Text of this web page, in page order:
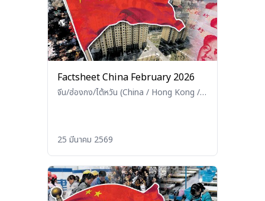
Factsheet China February 2026
จีน/ฮ่องกง/ไต้หวัน (China / Hong Kong /
25 มีนาคม 2569